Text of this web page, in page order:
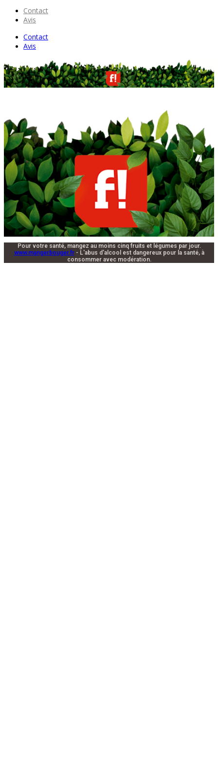
Contact
Avis
Contact
Avis
Pour votre santé, mangez au moins cinq fruits et légumes par jour.
www.mangerbouger.fr- L'abus d'alcool est dangereux pour la santé, à
consommer avec modération.